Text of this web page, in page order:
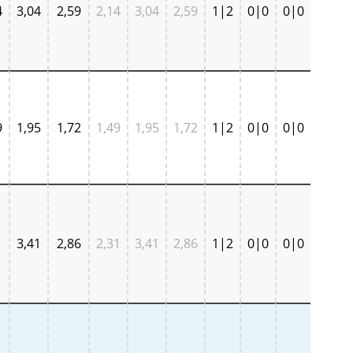
3,04 2,59 2,14 3,04 2,59 1|2 0|0 0|0
1,95 1,72 1,49 1,95 1,72 1|2 0|0 0|0
3,41 2,86 2,31 3,41 2,86 1|2 0|0 0|0